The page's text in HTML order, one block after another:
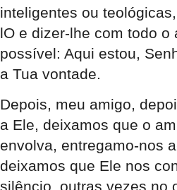
inteligentes ou
lO e dizer-lhe com todo o
possível: Aqui estou,
a Tua vontade.
Depois, meu amigo,
a Ele, deixamos que o
envolva, entregamo-nos
deixamos que Ele nos
silêncio, outras vezes no